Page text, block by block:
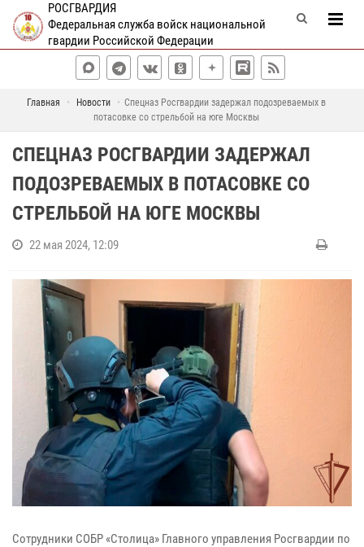
РОСГВАРДИЯ
Федеральная служба войск национальной
гвардии Российской Федерации
Главная Новости
Спецназ Росгвардии задержал подозреваемых в
потасовке со стрельбой на юге Москвы
СПЕЦНАЗ РОСГВАРДИИ ЗАДЕРЖАЛ
ПОДОЗРЕВАЕМЫХ В ПОТАСОВКЕ СО
СТРЕЛЬБОЙ НА ЮГЕ МОСКВЫ
22 мая 2024, 12:09
Сотрудники СОБР «Столица» Главного управления Росгвардии по